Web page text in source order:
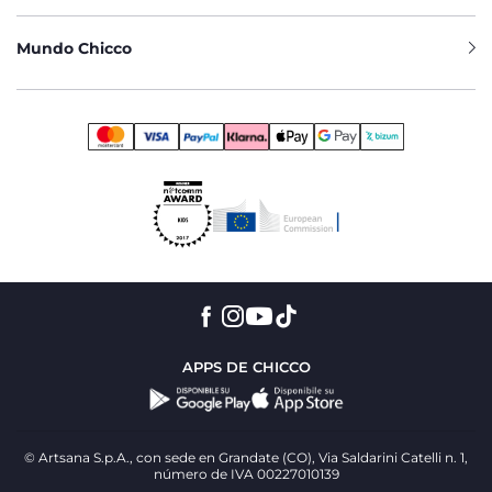
Mundo Chicco
APPS DE CHICCO
© Artsana S.p.A., con sede en Grandate (CO), Via Saldarini Catelli n. 1,
número de IVA 00227010139